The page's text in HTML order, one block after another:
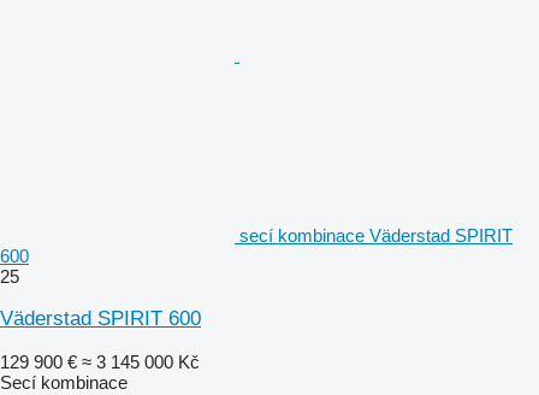
secí kombinace Väderstad SPIRIT
600
25
Väderstad SPIRIT 600
129 900 € ≈ 3 145 000 Kč
Secí kombinace